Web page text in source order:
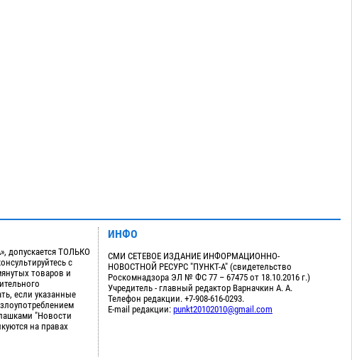
допускается ТОЛЬКО
с
товаров и
если указанные
"Новости
на правах
ИНФО
СМИ СЕТЕВОЕ ИЗДАНИЕ ИНФОРМАЦИОННО-
НОВОСТНОЙ РЕСУРС "ПУНКТ-А" (свидетельство
Роскомнадзора ЭЛ № ФС 77 – 67475 от 18.10.2016 г.)
Учредитель - главный редактор Варначкин А. А.
Телефон редакции. +7-908-616-0293.
E-mail редакции: punkt20102010@gmail.com